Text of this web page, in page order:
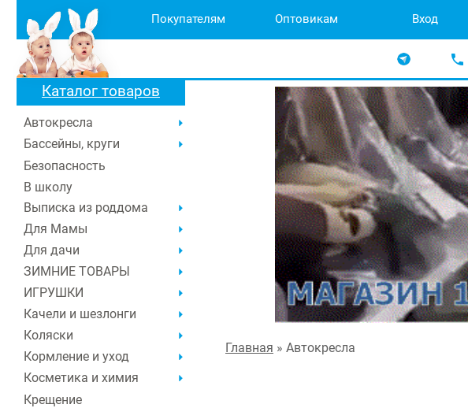
Покупателям Оптовикам Вход
Главная » Автокресла
Каталог товаров
Автокресла
Бассейны, круги
Безопасность
В школу
Выписка из роддома
Для Мамы
Для дачи
ЗИМНИЕ ТОВАРЫ
ИГРУШКИ
Качели и шезлонги
Коляски
Кормление и уход
Косметика и химия
Крещение